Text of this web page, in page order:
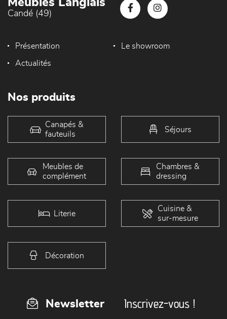
Meubles Langlais
Candé (49)
Présentation Le showroom
Actualités
Nos produits
Canapés &
fauteuils
Séjours
Meubles de
complément
Chambres &
dressing
Literie
Cuisine &
sur-mesure
Décoration
Newsletter Inscrivez-vous !